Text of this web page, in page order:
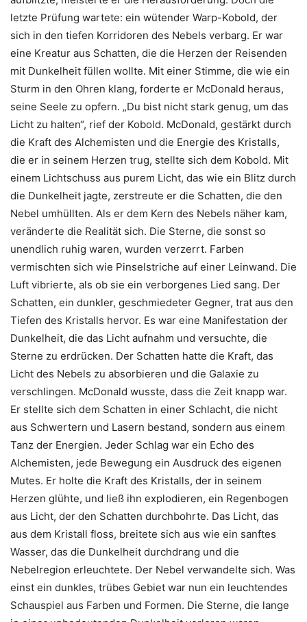
letzte Prüfung wartete: ein wütender Warp-Kobold, der
sich in den tiefen Korridoren des Nebels verbarg. Er war
eine Kreatur aus Schatten, die die Herzen der Reisenden
mit Dunkelheit füllen wollte. Mit einer Stimme, die wie ein
Sturm in den Ohren klang, forderte er McDonald heraus,
seine Seele zu opfern. „Du bist nicht stark genug, um das
Licht zu halten“, rief der Kobold. McDonald, gestärkt durch
die Kraft des Alchemisten und die Energie des Kristalls,
die er in seinem Herzen trug, stellte sich dem Kobold. Mit
einem Lichtschuss aus purem Licht, das wie ein Blitz durch
die Dunkelheit jagte, zerstreute er die Schatten, die den
Nebel umhüllten. Als er dem Kern des Nebels näher kam,
veränderte die Realität sich. Die Sterne, die sonst so
unendlich ruhig waren, wurden verzerrt. Farben
vermischten sich wie Pinselstriche auf einer Leinwand. Die
Luft vibrierte, als ob sie ein verborgenes Lied sang. Der
Schatten, ein dunkler, geschmiedeter Gegner, trat aus den
Tiefen des Kristalls hervor. Es war eine Manifestation der
Dunkelheit, die das Licht aufnahm und versuchte, die
Sterne zu erdrücken. Der Schatten hatte die Kraft, das
Licht des Nebels zu absorbieren und die Galaxie zu
verschlingen. McDonald wusste, dass die Zeit knapp war.
Er stellte sich dem Schatten in einer Schlacht, die nicht
aus Schwertern und Lasern bestand, sondern aus einem
Tanz der Energien. Jeder Schlag war ein Echo des
Alchemisten, jede Bewegung ein Ausdruck des eigenen
Mutes. Er holte die Kraft des Kristalls, der in seinem
Herzen glühte, und ließ ihn explodieren, ein Regenbogen
aus Licht, der den Schatten durchbohrte. Das Licht, das
aus dem Kristall floss, breitete sich aus wie ein sanftes
Wasser, das die Dunkelheit durchdrang und die
Nebelregion erleuchtete. Der Nebel verwandelte sich. Was
einst ein dunkles, trübes Gebiet war nun ein leuchtendes
Schauspiel aus Farben und Formen. Die Sterne, die lange